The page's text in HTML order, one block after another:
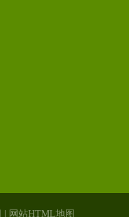
网站HTML地图